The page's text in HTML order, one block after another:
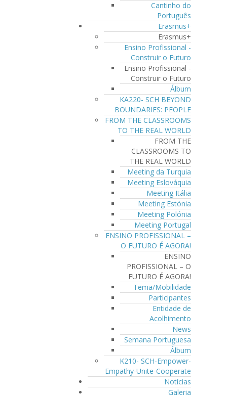
Cantinho do
Português
Erasmus+
Erasmus+
Ensino Profissional -
Construir o Futuro
Ensino Profissional -
Construir o Futuro
Álbum
KA220- SCH BEYOND
BOUNDARIES: PEOPLE
FROM THE CLASSROOMS
TO THE REAL WORLD
FROM THE
CLASSROOMS TO
THE REAL WORLD
Meeting da Turquia
Meeting Eslováquia
Meeting Itália
Meeting Estónia
Meeting Polónia
Meeting Portugal
ENSINO PROFISSIONAL –
O FUTURO É AGORA!
ENSINO
PROFISSIONAL – O
FUTURO É AGORA!
Tema/Mobilidade
Participantes
Entidade de
Acolhimento
News
Semana Portuguesa
Álbum
K210- SCH-Empower-
Empathy-Unite-Cooperate
Notícias
Galeria